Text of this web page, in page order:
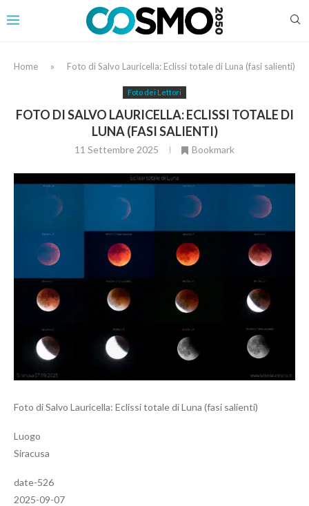
Home » Foto di Salvo Lauricella: Eclissi totale di Luna (fasi salienti)
Foto dei Lettori
FOTO DI SALVO LAURICELLA: ECLISSI TOTALE DI
LUNA (FASI SALIENTI)
11 Settembre 2025 Bookmark
Foto di Salvo Lauricella: Eclissi totale di Luna (fasi salienti)
Luogo
Siracusa
date-526
2025-09-07